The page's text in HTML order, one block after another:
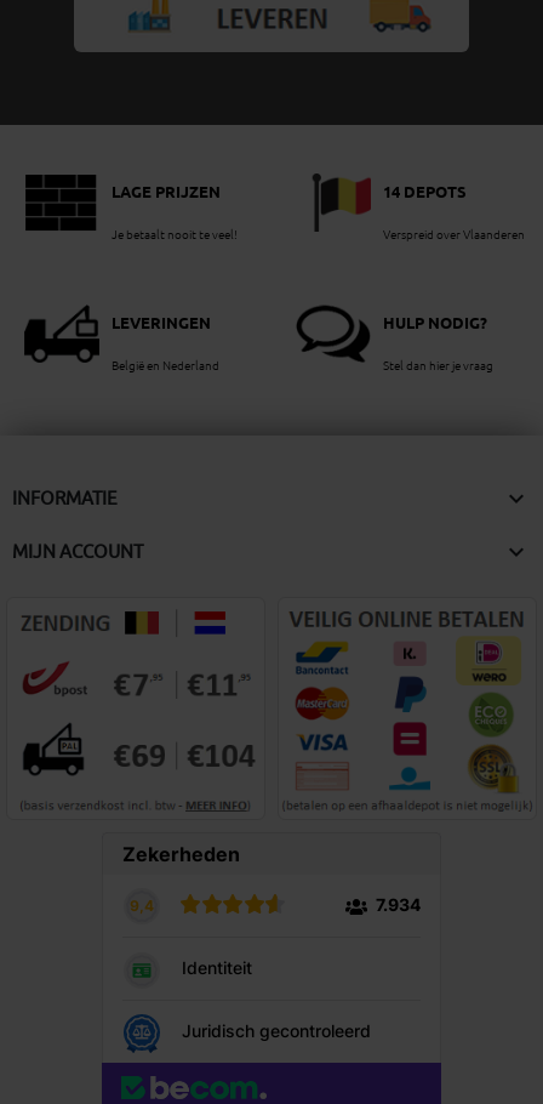
LAGE PRIJZEN
Je betaalt nooit te veel!
14 DEPOTS
Verspreid over Vlaanderen
LEVERINGEN
België en Nederland
HULP NODIG?
Stel dan hier je vraag
INFORMATIE 
MIJN ACCOUNT 